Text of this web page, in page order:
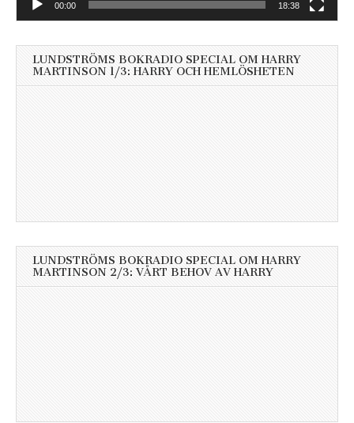
00:00 18:38
LUNDSTRÖMS BOKRADIO SPECIAL OM HARRY
MARTINSON 1/3: HARRY OCH HEMLÖSHETEN
LUNDSTRÖMS BOKRADIO SPECIAL OM HARRY
MARTINSON 2/3: VÅRT BEHOV AV HARRY